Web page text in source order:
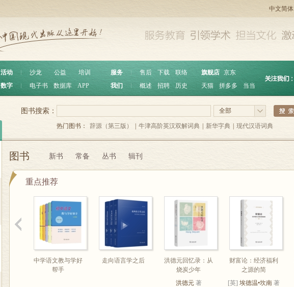
中文简体
活动 沙龙 公益
培训
数字
电子书 数据库 APP
服务 ︱ 售后 下载
联络
我们
概述 招聘 历史
旗舰店 京东
天猫
拼多多 当当
全部
图书搜索：
热门图书： 辞源（第三版） 牛津高阶英汉双解词典 新华字典 现代汉语词典
图书 新书 常备 丛书 辑刊
重点推荐
中学语文教与学好
帮手
走向语言学之后
洪德元回忆录：从
烧炭少年
洪德元著
财富论：经济福利
之源的简
[英] 埃德温•坎南 著